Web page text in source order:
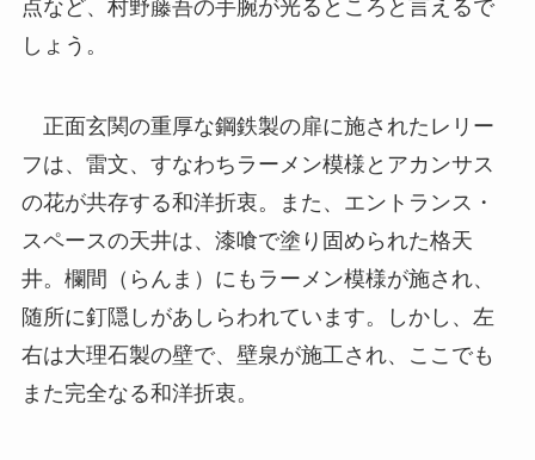
点など、村野藤吾の手腕が光るところと言えるで
しょう。
正面玄関の重厚な鋼鉄製の扉に施されたレリー
フは、雷文、すなわちラーメン模様とアカンサス
の花が共存する和洋折衷。また、エントランス・
スペースの天井は、漆喰で塗り固められた格天
井。欄間（らんま）にもラーメン模様が施され、
随所に釘隠しがあしらわれています。しかし、左
右は大理石製の壁で、壁泉が施工され、ここでも
また完全なる和洋折衷。